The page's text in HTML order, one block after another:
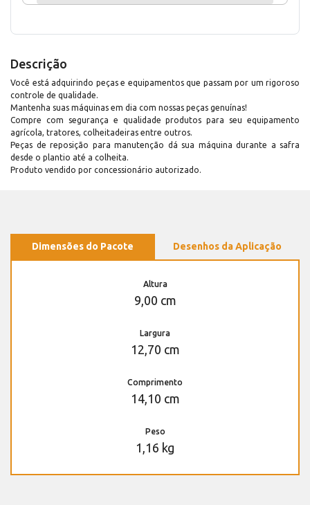
Descrição
Você está adquirindo peças e equipamentos que passam por um rigoroso
controle de qualidade.
Mantenha suas máquinas em dia com nossas peças genuínas!
Compre com segurança e qualidade produtos para seu equipamento
agrícola, tratores, colheitadeiras entre outros.
Peças de reposição para manutenção dá sua máquina durante a safra
desde o plantio até a colheita.
Produto vendido por concessionário autorizado.
Dimensões do Pacote Desenhos da Aplicação
Altura
9,00 cm
Largura
12,70 cm
Comprimento
14,10 cm
Peso
1,16 kg